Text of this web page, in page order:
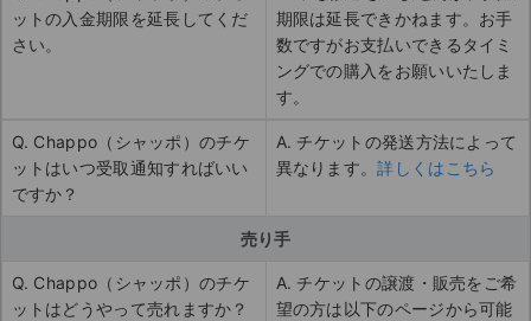
ットの入金期限を延長してくだ
さい。
期限は延長できかねます。お手
数ですがお支払いできるタイミ
ングでの購入をお願いいたしま
す。
Q. Chappo（シャッポ）のチケ
ットはいつ受取通知すればいい
ですか？
A. チケットの発送方法によって
異なります。詳しくはこちら
売り手
Q. Chappo（シャッポ）のチケ
ットはどうやって売れますか？
A. チケットの譲渡・販売をご希
望の方は以下のページから可能